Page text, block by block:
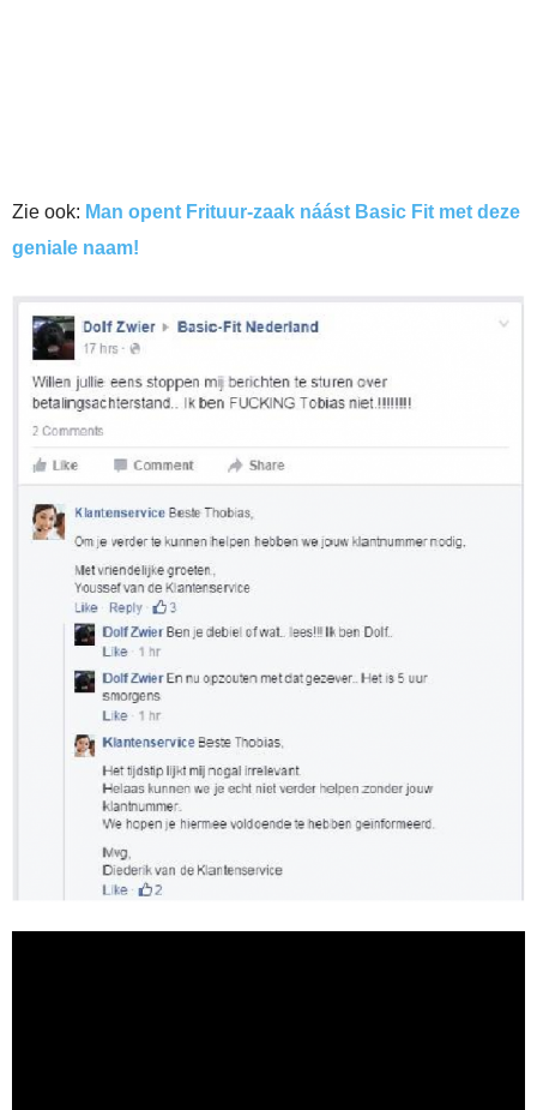
Zie ook: Man opent Frituur-zaak náást Basic Fit met deze
geniale naam!